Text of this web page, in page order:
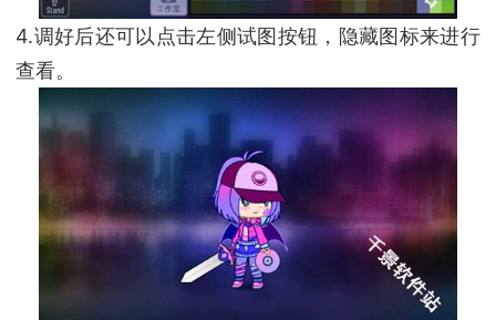
4.调好后还可以点击左侧试图按钮，隐藏图标来进行
查看。